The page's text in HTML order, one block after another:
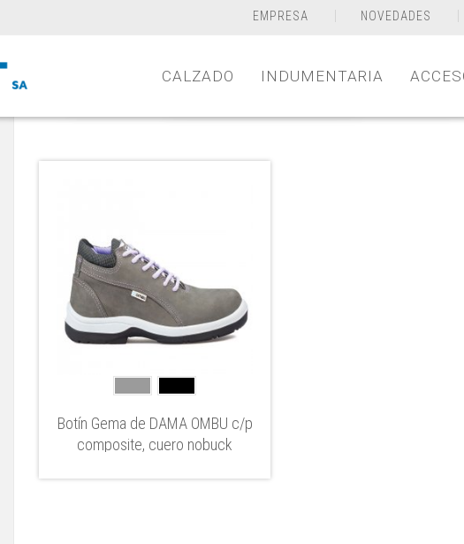
EMPRESA NOVEDADES
CALZADO INDUMENTARIA
Botín Gema de DAMA OMBU c/p
composite, cuero nobuck